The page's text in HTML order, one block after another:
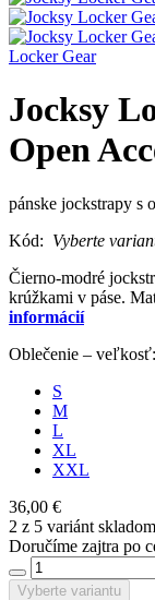
Locker Gear
Jocksy
Open
pánske jockstrapy s
Kód: Vyberte
Čierno-modré
krúžkami v páse.
informácií
Oblečenie – veľkosť:
S
M
L
XL
XXL
36,00 €
2 z 5 variánt skladom
Doručíme zajtra po
Vyberte variantu